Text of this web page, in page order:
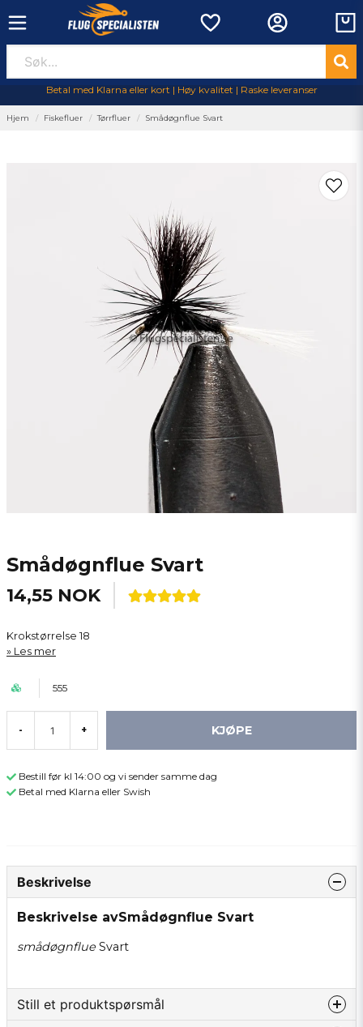
Betal med Klarna eller kort | Høy kvalitet | Raske leveranser
Hjem Fiskefluer Tørrfluer Smådøgnflue Svart
Smådøgnflue Svart
14,55 NOK
Krokstørrelse 18
Les mer
555
- + KJØPE
Bestill før kl 14:00 og vi sender samme dag
Betal med Klarna eller Swish
Beskrivelse
Beskrivelse avSmådøgnflue Svart
smådøgnflue Svart
Still et produktspørsmål